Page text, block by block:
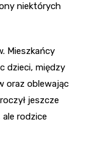
niektórych
Mieszkańcy
dzieci, między
oraz oblewając
jeszcze
rodzice